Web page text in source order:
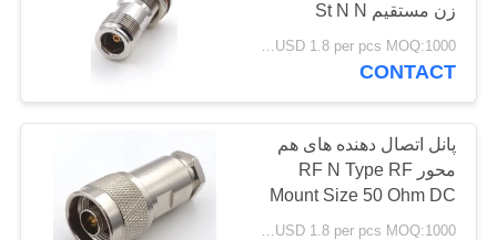
زن مستقیم St N N
CONTACT
پانل اتصال دهنده های هم
محور RF N Type RF
Mount Size 50 Ohm DC
6GHz اندازه سفارشی
USD 1.8 per pcs MOQ:1000 عدد